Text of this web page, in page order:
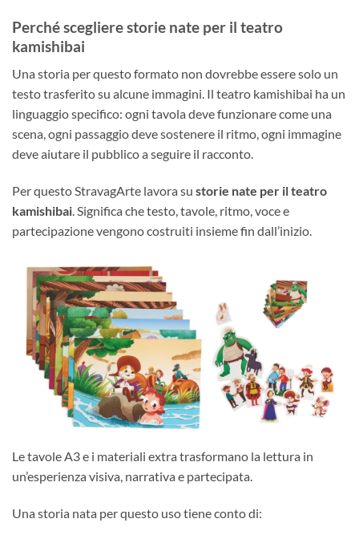
Perché scegliere storie nate per il teatro
kamishibai
Una storia per questo formato non dovrebbe essere solo un
testo trasferito su alcune immagini. Il teatro kamishibai ha un
linguaggio specifico: ogni tavola deve funzionare come una
scena, ogni passaggio deve sostenere il ritmo, ogni immagine
deve aiutare il pubblico a seguire il racconto.
Per questo StravagArte lavora su storie nate per il teatro
kamishibai. Significa che testo, tavole, ritmo, voce e
partecipazione vengono costruiti insieme fin dall’inizio.
Le tavole A3 e i materiali extra trasformano la lettura in
un’esperienza visiva, narrativa e partecipata.
Una storia nata per questo uso tiene conto di: